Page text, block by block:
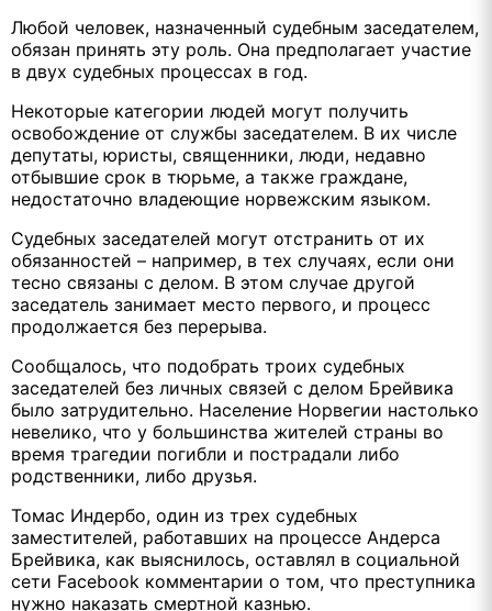
Любой человек, назначенный судебным заседателем,
обязан принять эту роль. Она предполагает участие
в двух судебных процессах в год.
Некоторые категории людей могут получить
освобождение от службы заседателем. В их числе
депутаты, юристы, священники, люди, недавно
отбывшие срок в тюрьме, а также граждане,
недостаточно владеющие норвежским языком.
Судебных заседателей могут отстранить от их
обязанностей – например, в тех случаях, если они
тесно связаны с делом. В этом случае другой
заседатель занимает место первого, и процесс
продолжается без перерыва.
Сообщалось, что подобрать троих судебных
заседателей без личных связей с делом Брейвика
было затрудительно. Население Норвегии настолько
невелико, что у большинства жителей страны во
время трагедии погибли и пострадали либо
родственники, либо друзья.
Томас Индербо, один из трех судебных
заместителей, работавших на процессе Андерса
Брейвика, как выяснилось, оставлял в социальной
сети Facebook комментарии о том, что преступника
нужно наказать смертной казнью.